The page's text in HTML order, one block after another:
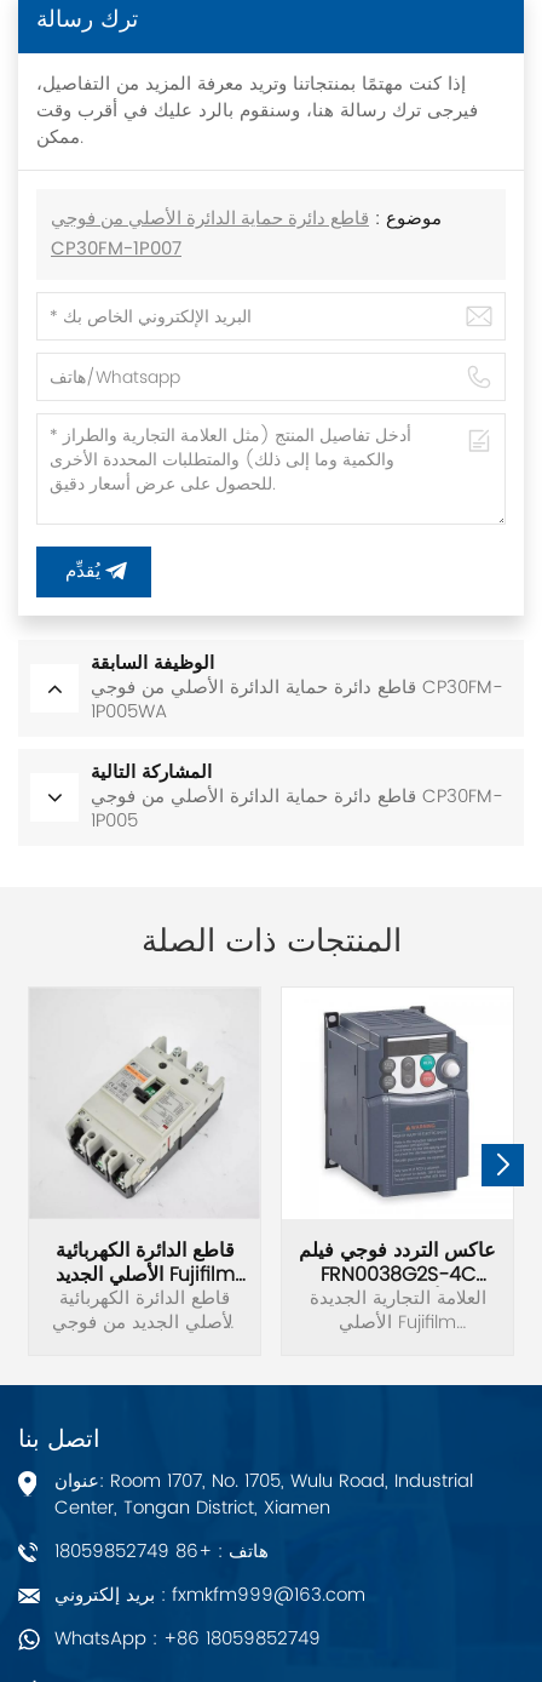
ترك رسالة
إذا كنت مهتمًا بمنتجاتنا وتريد معرفة المزيد من التفاصيل،
فيرجى ترك رسالة هنا، وسنقوم بالرد عليك في أقرب وقت
ممكن.
موضوع : قاطع دائرة حماية الدائرة الأصلي من فوجي
CP30FM-1P007
يُقدِّم
الوظيفة السابقة
قاطع دائرة حماية الدائرة الأصلي من فوجي CP30FM-
1P005WA
المشاركة التالية
قاطع دائرة حماية الدائرة الأصلي من فوجي CP30FM-
1P005
المنتجات ذات الصلة
قاطع الدائرة الكهربائية
الأصلي الجديد Fujifilm
BW125JAG-3P
قاطع الدائرة الكهربائية
الأصلي الجديد من فوجي
عاكس التردد فوجي فيلم
FRN0038G2S-4C
الأصلي الجديد
العلامة التجارية الجديدة
الأصلي Fujifilm
380 فولت الطاقة 15KW.
اتصل بنا
عنوان: Room 1707, No. 1705, Wulu Road, Industrial
Center, Tongan District, Xiamen
هاتف : +86 18059852749
بريد إلكتروني : fxmkfm999@163.com
WhatsApp : +86 18059852749